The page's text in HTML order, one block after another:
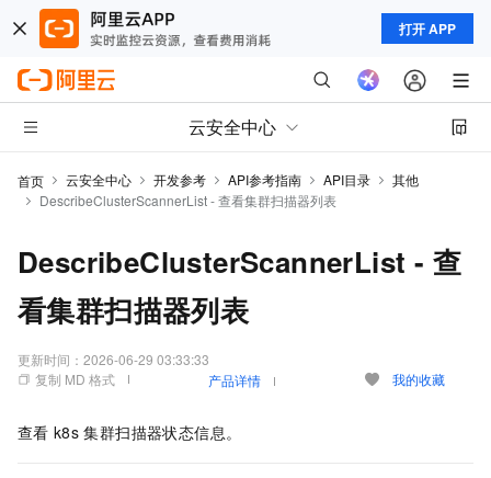
打开 APP
云安全中心
首页 云安全中心 开发参考 API参考指南 API目录
其他
DescribeClusterScannerList - 查看集群扫描器列表
DescribeClusterScannerList - 查
看集群扫描器列表
更新时间： 2026-06-29 03:33:33
复制 MD 格式
产品详情 我的收藏
查看 k8s 集群扫描器状态信息。